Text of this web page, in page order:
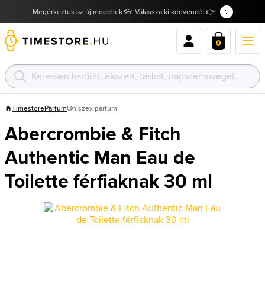
Megérkeztek az új modellek 👓 Válassza ki kedvencét 👉
0
TimestoreParfümUniszex parfüm
Abercrombie & Fitch
Authentic Man Eau de
Toilette férfiaknak 30 ml